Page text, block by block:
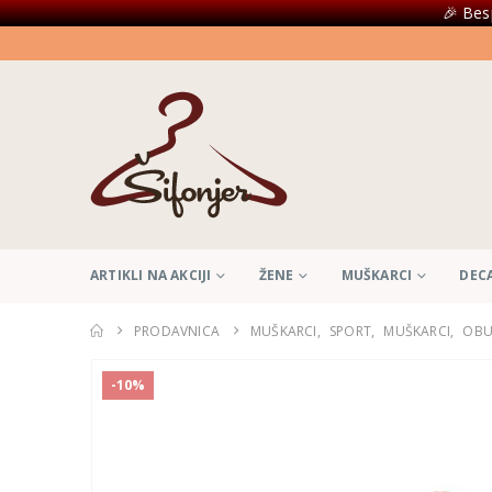
🎉
ARTIKLI NA AKCIJI ŽENE MUŠKARCI
PRODAVNICA MUŠKARCI, SPORT, MUŠKARCI,
-10%